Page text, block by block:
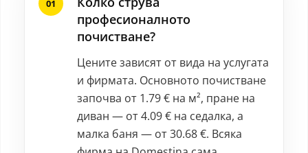
професионалното
почистване?
Цените зависят от вида на услугата
и фирмата. Основното почистване
започва от 1.79 € на м², пране на
диван — от 4.09 € на седалка, а
малка баня — от 30.68 €. Всяка